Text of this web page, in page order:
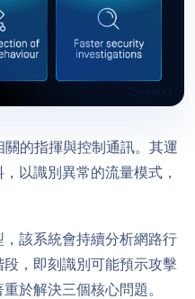
關的指揮與控制通訊。其運
以識別異常的流量模式，
該系統會持續分析網路行
，即刻識別可能預示攻擊
於解決三個核心問題。